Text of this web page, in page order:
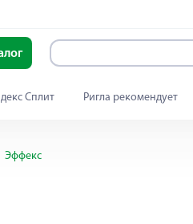
Сплит Ригла рекомендует
Эффекс